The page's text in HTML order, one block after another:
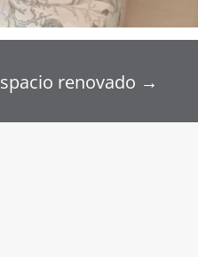
renovado →